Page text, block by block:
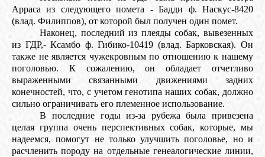
Арраса из следующего помета - Бадди ф. Наскус-8420
(влад. Филиппов), от которой был получен один помет.
Наконец, последний из плеяды собак, вывезенных
из ГДР,- Ксамбо ф. Гибико-10419 (влад. Барковская). Он
также не является чужекровным по отношению к нашему
поголовью. К сожалению, он обладает отчетливо
выраженными связанными движениями задних
конечностей, что, с учетом генотипа наших собак, должно
сильно ограничивать его племенное использование.
В последние годы из-за рубежа была привезена
целая группа очень перспективных собак, которые, мы
надеемся, помогут не только улучшить поголовье, но и
расчленить породу на отдельные генеалогические линии,